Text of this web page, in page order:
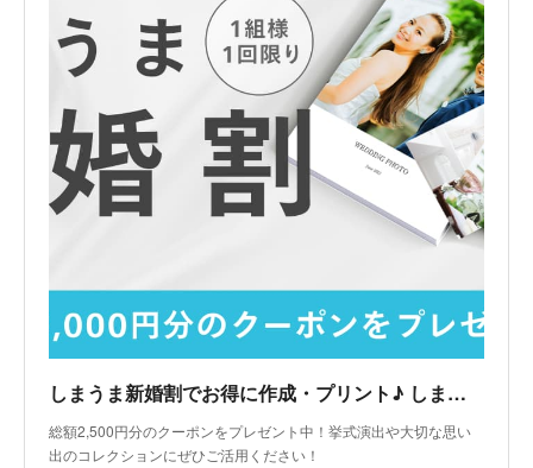
しまうま新婚割でお得に作成・プリント♪ しまうまプリント｜高品質で安いネットプリント専門店
総額2,500円分のクーポンをプレゼント中！挙式演出や大切な思い
出のコレクションにぜひご活用ください！